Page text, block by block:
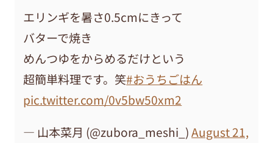
エリンギを暑さ0.5cmにきって
バターで焼き
めんつゆをからめるだけという
超簡単料理です。笑#おうちごはん
pic.twitter.com/0v5bw50xm2
— 山本菜月 (@zubora_meshi_)August 21,